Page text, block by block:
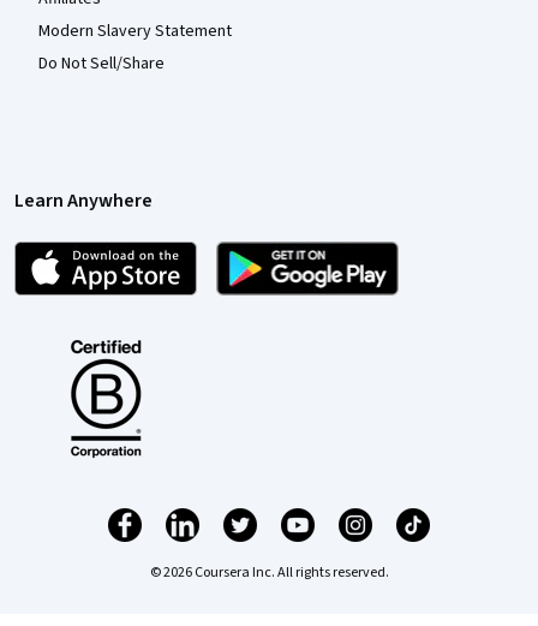
Modern Slavery Statement
Do Not Sell/Share
Learn Anywhere
© 2026 Coursera Inc. All rights reserved.